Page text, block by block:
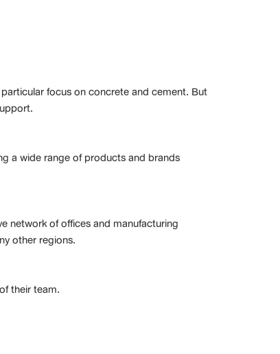
focus on concrete and cement. But
a wide range of products and brands
network of offices and manufacturing
other regions.
their team.